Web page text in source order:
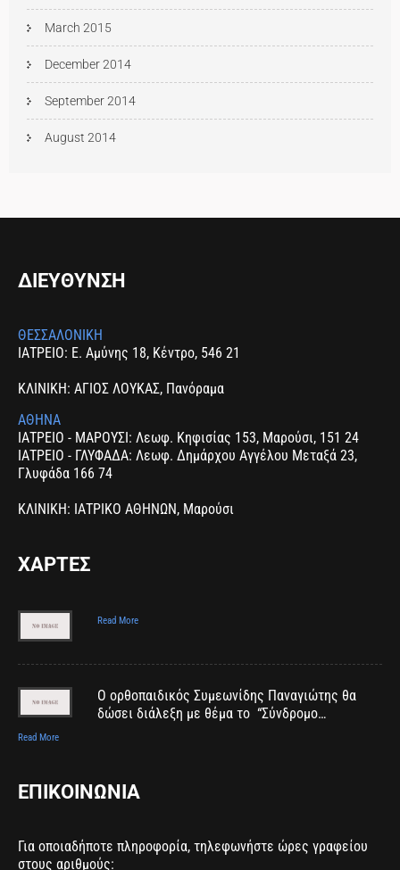
March 2015
December 2014
September 2014
August 2014
ΔΙΕΥΘΥΝΣΗ
ΘΕΣΣΑΛΟΝΙΚΗ
ΙΑΤΡΕΙΟ: Ε. Αμύνης 18, Κέντρο, 546 21
ΚΛΙΝΙΚΗ: ΑΓΙΟΣ ΛΟΥΚΑΣ, Πανόραμα
ΑΘΗΝΑ
ΙΑΤΡΕΙΟ - ΜΑΡΟΥΣΙ: Λεωφ. Κηφισίας 153, Μαρούσι, 151 24
ΙΑΤΡΕΙΟ - ΓΛΥΦΑΔΑ: Λεωφ. Δημάρχου Αγγέλου Μεταξά 23,
Γλυφάδα 166 74
ΚΛΙΝΙΚΗ: ΙΑΤΡΙΚΟ ΑΘΗΝΩΝ, Μαρούσι
ΧΑΡΤΕΣ
Read More
Ο ορθοπαιδικός Συμεωνίδης Παναγιώτης θα
δώσει διάλεξη με θέμα το “Σύνδρομο…
Read More
ΕΠΙΚΟΙΝΩΝΙΑ
Για οποιαδήποτε πληροφορία, τηλεφωνήστε ώρες γραφείου
στους αριθμούς: